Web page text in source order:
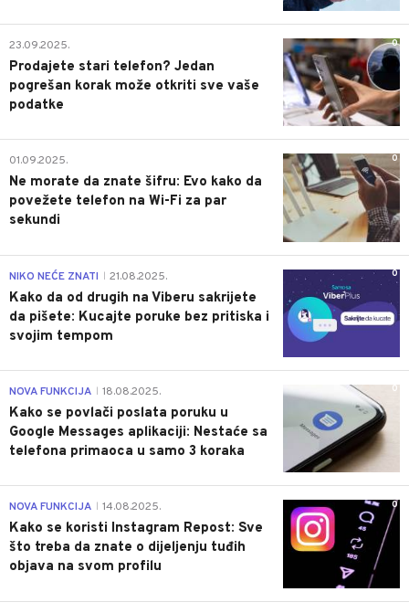
0
23.09.2025.
Prodajete stari telefon? Jedan
pogrešan korak može otkriti sve vaše
podatke
0
01.09.2025.
Ne morate da znate šifru: Evo kako da
povežete telefon na Wi-Fi za par
sekundi
0
NIKO NEĆE ZNATI 21.08.2025.
Kako da od drugih na Viberu sakrijete
da pišete: Kucajte poruke bez pritiska i
svojim tempom
0
NOVA FUNKCIJA 18.08.2025.
Kako se povlači poslata poruku u
Google Messages aplikaciji: Nestaće sa
telefona primaoca u samo 3 koraka
0
NOVA FUNKCIJA 14.08.2025.
Kako se koristi Instagram Repost: Sve
što treba da znate o dijeljenju tuđih
objava na svom profilu